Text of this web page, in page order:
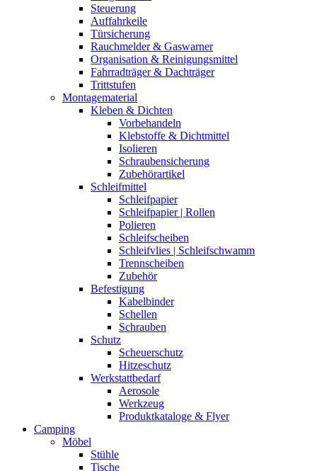
Steuerung
Auffahrkeile
Türsicherung
Rauchmelder & Gaswarner
Organisation & Reinigungsmittel
Fahrradträger & Dachträger
Trittstufen
Montagematerial
Kleben & Dichten
Vorbehandeln
Klebstoffe & Dichtmittel
Isolieren
Schraubensicherung
Zubehörartikel
Schleifmittel
Schleifpapier
Schleifpapier | Rollen
Polieren
Schleifscheiben
Schleifvlies | Schleifschwamm
Trennscheiben
Zubehör
Befestigung
Kabelbinder
Schellen
Schrauben
Schutz
Scheuerschutz
Hitzeschutz
Werkstattbedarf
Aerosole
Werkzeug
Produktkataloge & Flyer
Camping
Möbel
Stühle
Tische